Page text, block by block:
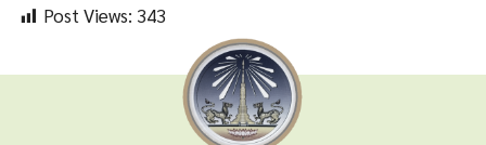
Post Views: 343